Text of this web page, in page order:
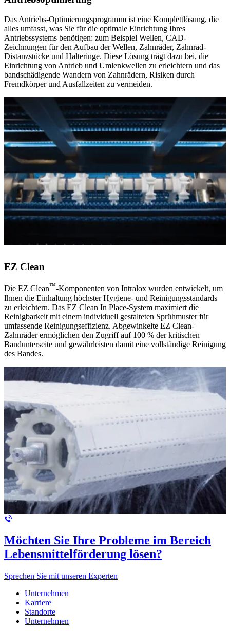
Das Antriebs-Optimierungsprogramm ist eine Komplettlösung, die
alles umfasst, was Sie für die optimale Einrichtung Ihres
Antriebssystems benötigen: zum Beispiel Wellen, CAD-
Zeichnungen für den Aufbau der Wellen, Zahnräder, Zahnrad-
Distanzstücke und Halteringe. Diese Lösung trägt dazu bei, die
Einrichtung von Antrieb und Umlenkwellen zu erleichtern und das
bandschädigende Wandern von Zahnrädern, Risiken durch
Fremdkörper und Ausfallzeiten zu vermeiden.
EZ Clean
Die EZ Clean™-Komponenten von Intralox wurden entwickelt, um
Ihnen die Einhaltung höchster Hygiene- und Reinigungsstandards
zu erleichtern. Das EZ Clean In Place-System maximiert die
Reinigbarkeit mit einem individuell gestalteten Sprühmuster für
umfassende Reinigungseffizienz. Abgewinkelte EZ Clean-
Zahnräder ermöglichen den Zugriff auf 100 % der kritischen
Bandunterseite und gewährleisten damit eine vollständige Reinigung
des Bandes.
Möchten Sie Ihre Probleme im Bereich
Lebensmittelförderung lösen?
Sprechen Sie mit unseren Experten
Unternehmen
Karriere
Standorte
Unternehmen